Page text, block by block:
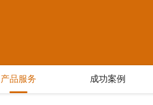
产品服务 成功案例